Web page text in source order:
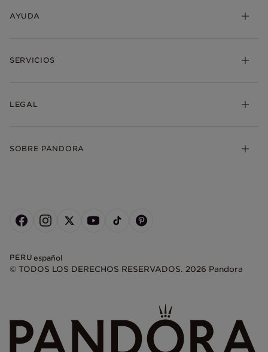
AYUDA
SERVICIOS
LEGAL
SOBRE PANDORA
PERU español
© TODOS LOS DERECHOS RESERVADOS. 2026 Pandora